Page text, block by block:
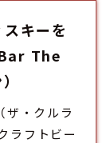
キーを
The
・クルラ
ラフトビー